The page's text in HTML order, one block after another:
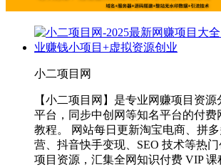
小二项目网
【小二项目网】是专业网赚项目资源
平台，同步中创网等知名平台的付费
教程。 网站每日更新淘宝电商、拼
营、抖音快手变现、SEO 技术等热门
项目资源，汇集全网知识付费 VIP 课